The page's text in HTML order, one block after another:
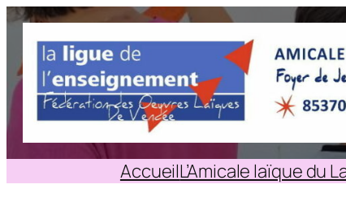
Aller
contenu
AccueilL’Amicale laïque du